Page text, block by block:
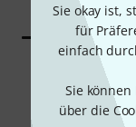
Sie okay ist,
für
einfach
Sie
über die
15